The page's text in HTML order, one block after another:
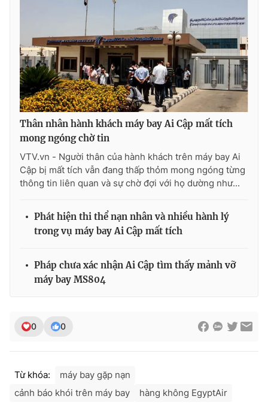
THỜI BÁO VTV
Theo dõi báo trên
Cơ quan báo chí:Thời báo VTV
Giấy phép hoạt động báo in và báo điện tử số 483/GP-BTTTT
Tổng Biên tập:Vũ Thanh Thủy
Phó Tổng Biên tập:Nguyễn Thị Mỹ Hạnh, Phạm Quốc Thắng,
Tổng đài VTV:
024.38 355 931 - 024.38 355 932
Ðiện thoại Thời báo VTV:
Thân nhân hành khách máy bay Ai Cập mất tích
mong ngóng chờ tin
VTV.vn - Người thân của hành khách trên máy bay Ai
Cập bị mất tích vẫn đang thấp thỏm mong ngóng từng
thông tin liên quan và sự chờ đợi với họ dường như...
Phát hiện thi thể nạn nhân và nhiều hành lý
trong vụ máy bay Ai Cập mất tích
Pháp chưa xác nhận Ai Cập tìm thấy mảnh vỡ
máy bay MS804
0 0
Từ khóa:
máy bay gặp nạn
cảnh báo khói trên máy bay
hàng không EgyptAir